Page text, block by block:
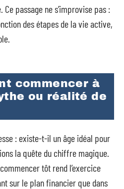
passage ne s’improvise pas :
des étapes de la vie active,
commencer à
ou réalité de
: existe-t-il un âge idéal pour
la quête du chiffre magique.
tôt rend l’exercice
sur le plan financier que dans